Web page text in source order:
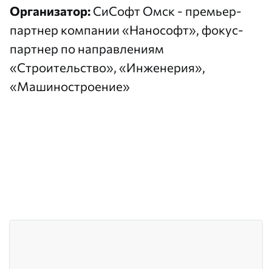
Организатор: СиСофт Омск - премьер-
партнер компании «Нанософт», фокус-
партнер по направлениям
«Строительство», «Инженерия»,
«Машиностроение»